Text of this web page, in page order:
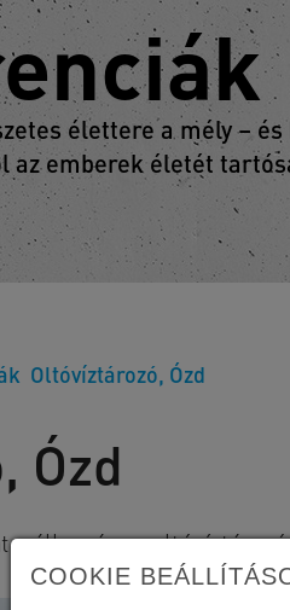
élettere a mély –
az emberek életét
Oltóvíztározó, Ózd
Ózd
COOKIE